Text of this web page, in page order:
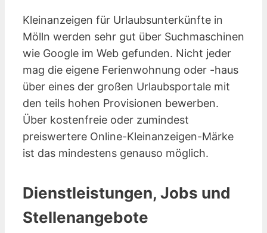
Kleinanzeigen für Urlaubsunterkünfte in
Mölln werden sehr gut über Suchmaschinen
wie Google im Web gefunden. Nicht jeder
mag die eigene Ferienwohnung oder -haus
über eines der großen Urlaubsportale mit
den teils hohen Provisionen bewerben.
Über kostenfreie oder zumindest
preiswertere Online-Kleinanzeigen-Märke
ist das mindestens genauso möglich.
Dienstleistungen, Jobs und
Stellenangebote